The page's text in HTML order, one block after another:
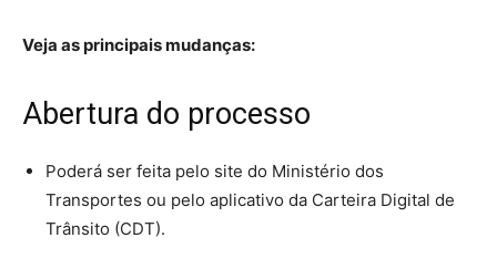
Veja as principais mudanças:
Abertura do processo
Poderá ser feita pelo site do Ministério dos
Transportes ou pelo aplicativo da Carteira Digital de
Trânsito (CDT).